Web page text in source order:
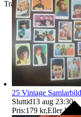
Traderas köparskydd
25 Vintage
Sluttid13 aug 23:30.
Pris:179 kr,Eller Köp